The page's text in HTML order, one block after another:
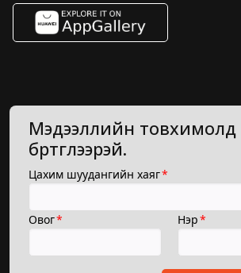
Мэдээллийн товхимолд
бүртгүүлээрэй.